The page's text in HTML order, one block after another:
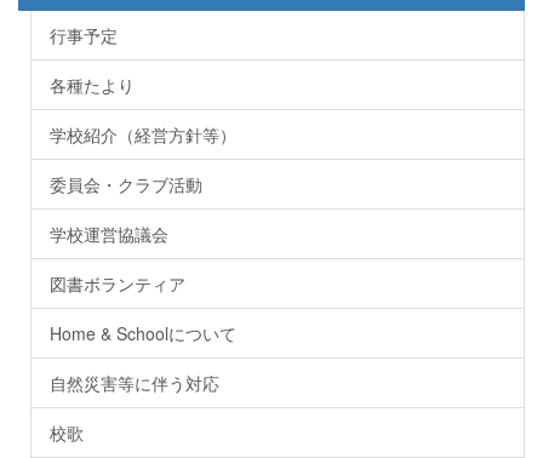
行事予定
各種たより
学校紹介（経営方針等）
委員会・クラブ活動
学校運営協議会
図書ボランティア
Home & Schoolについて
自然災害等に伴う対応
校歌